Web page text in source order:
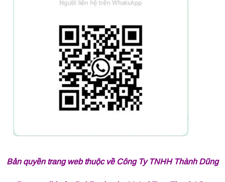
Bản quyền trang web thuộc về Công Ty TNHH Thành Dũng